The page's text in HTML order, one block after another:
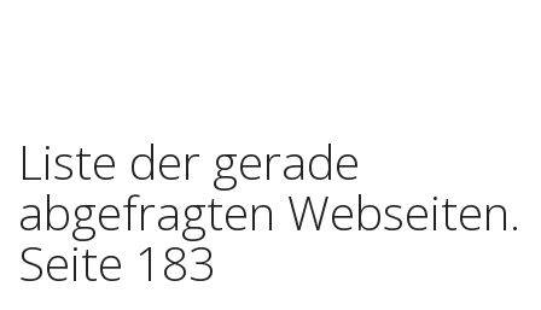
Liste der gerade
abgefragten Webseiten.
Seite 183